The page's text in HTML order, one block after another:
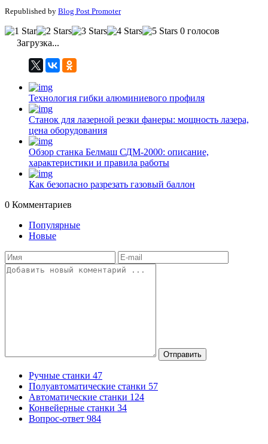
Republished by Blog Post Promoter
0 голосов
Загрузка...
Технология гибки алюминиевого профиля
Станок для лазерной резки фанеры: мощность лазера,
цена оборудования
Обзор станка Белмаш СДМ-2000: описание,
характеристики и правила работы
Как безопасно разрезать газовый баллон
0 Комментариев
Популярные
Новые
Отправить
Ручные станки 47
Полуавтоматические станки 57
Автоматические станки 124
Конвейерные станки 34
Вопрос-ответ 984